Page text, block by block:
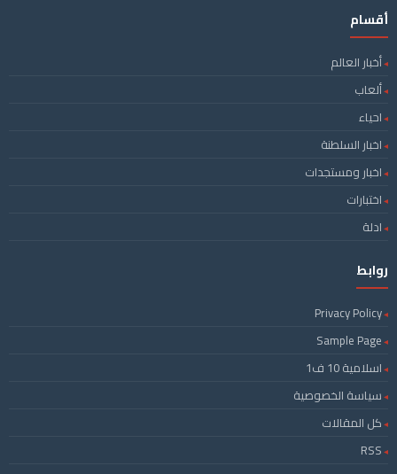
أقسام
أخبار العالم
ألعاب
احياء
اخبار السلطنة
اخبار ومستجدات
اختبارات
ادلة
روابط
Privacy Policy
Sample Page
اسلامية 10 ف1
سياسة الخصوصية
كل المقالات
RSS